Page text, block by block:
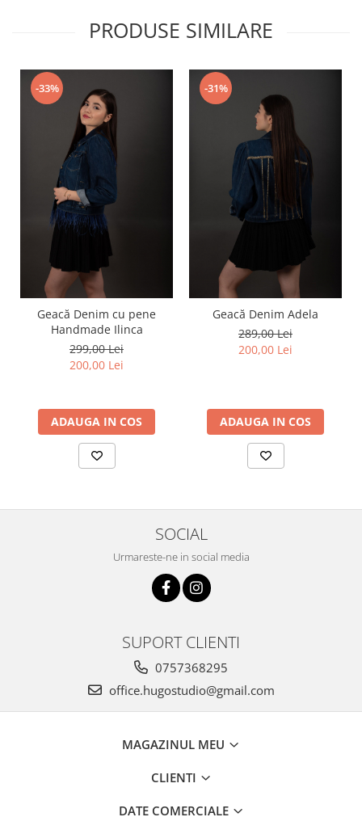
PRODUSE SIMILARE
-33%
Geacă Denim cu pene
Handmade Ilinca
299,00 Lei
200,00 Lei
ADAUGA IN COS
-31%
Geacă Denim Adela
289,00 Lei
200,00 Lei
ADAUGA IN COS
SOCIAL
Urmareste-ne in social media
SUPORT CLIENTI
0757368295
office.hugostudio@gmail.com
MAGAZINUL MEU
CLIENTI
DATE COMERCIALE